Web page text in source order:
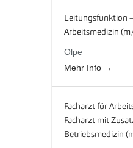
Leitungsfunktion
Arbeitsmedizin
Olpe
Mehr Info
Facharzt für
Facharzt mit
Betriebsmedizin